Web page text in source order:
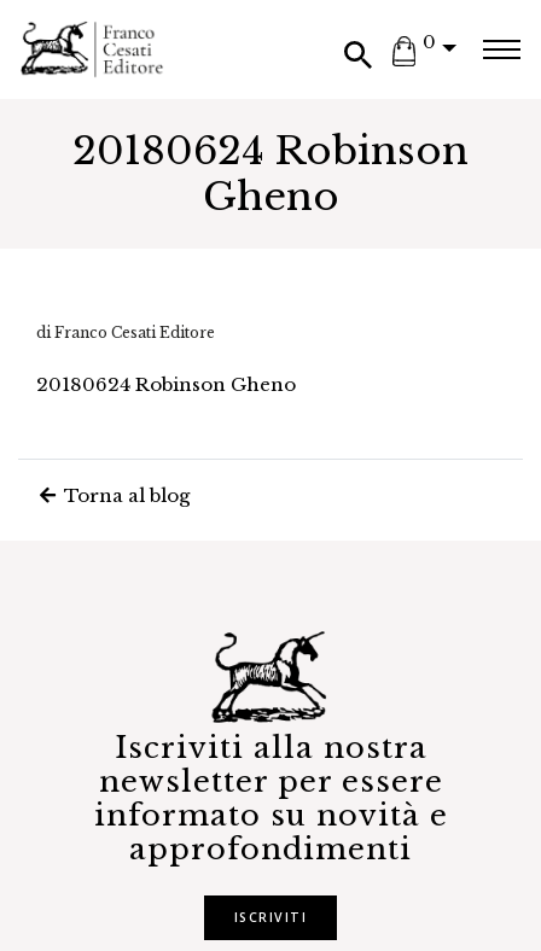
0
20180624 Robinson
Gheno
di Franco Cesati Editore
20180624 Robinson Gheno
Torna al blog
Iscriviti alla nostra
newsletter per essere
informato su novità e
approfondimenti
ISCRIVITI